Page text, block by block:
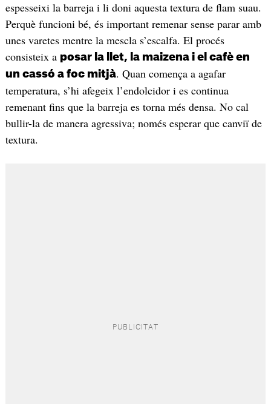
espesseixi la barreja i li doni aquesta textura de flam suau.
Perquè funcioni bé, és important remenar sense parar amb
unes varetes mentre la mescla s’escalfa. El procés
consisteix a posar la llet, la maizena i el cafè en
un cassó a foc mitjà. Quan comença a agafar
temperatura, s’hi afegeix l’endolcidor i es continua
remenant fins que la barreja es torna més densa. No cal
bullir-la de manera agressiva; només esperar que canviï de
textura.